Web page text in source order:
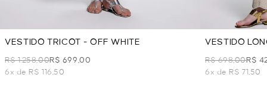
VESTIDO TRICOT - OFF WHITE
R$ 1.258,00R$ 699,00
6x de R$ 116,50
VESTIDO
R$ 698,00R$
6x de R$ 71,50